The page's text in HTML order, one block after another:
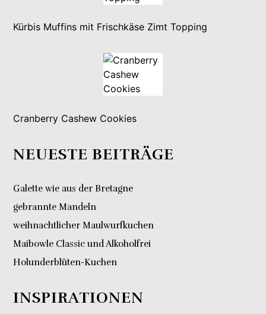
Kürbis Muffins mit Frischkäse Zimt Topping
Cranberry Cashew Cookies
NEUESTE BEITRÄGE
Galette wie aus der Bretagne
gebrannte Mandeln
weihnachtlicher Maulwurfkuchen
Maibowle Classic und Alkoholfrei
Holunderblüten-Kuchen
INSPIRATIONEN